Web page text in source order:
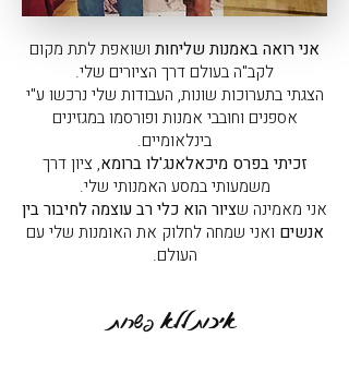
אני רואה באמנות שליחות ושואפת לתת מקום
לקב"ה בעולם דרך הציורים שלי.
הצגתי בתערוכות שונות, העבודות שלי נרכשו ע"י
אספנים וחובבי אמנות ופורסמו במגזינים
בינלאומיים.
זכיתי בפרס מיכאלאנג'לו ברומא, ציון דרך
משמעותי במסע האמנותי שלי.
אני מאמינה שציור הוא כלי רב עוצמה לחיבור בין
אנשים ואני שמחה לחלוק את האומנות שלי עם
העולם.
איכות ללא פשרות